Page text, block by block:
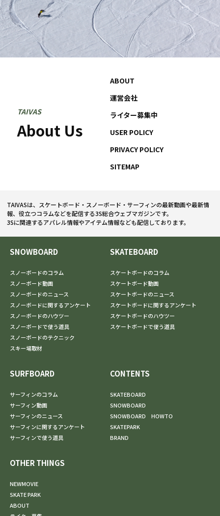
TAIVAS
About Us
ABOUT
運営会社
ライター募集中
USER POLICY
PRIVACY POLICY
SITEMAP
TAIVASは、スケートボード・スノーボード・サーフィンの最新動画や最新情
報、役立つコラムなどを配信する3S総合ウェブマガジンです。
3Sに関連するアパレル情報やアイテム情報なども配信しております。
SNOWBOARD
スノーボードのコラム
スノーボード動画
スノーボードのニュース
スノーボードに関するアンケート
スノーボードのハウツー
スノーボードで使う道具
スノーボードのテクニック
スキー場取材
SKATEBOARD
スケートボードのコラム
スケートボード動画
スケートボードのニュース
スケートボードに関するアンケート
スケートボードのハウツー
スケートボードで使う道具
SURFBOARD
サーフィンのコラム
サーフィン動画
サーフィンのニュース
サーフィンに関するアンケート
サーフィンで使う道具
CONTENTS
SKATEBOARD
SNOWBOARD
SNOWBOARD HOWTO
SKATEPARK
BRAND
OTHER THINGS
NEWMOVIE
SKATE PARK
ABOUT